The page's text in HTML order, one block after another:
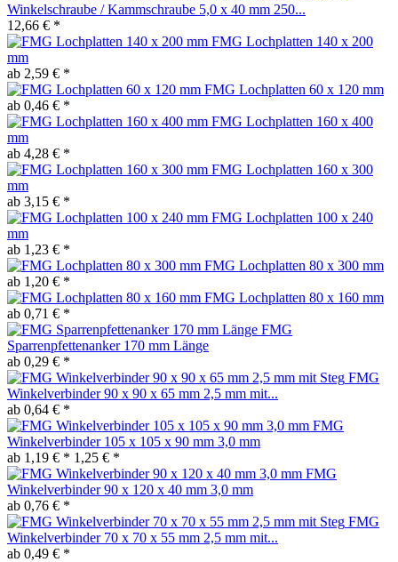
Winkelschraube / Kammschraube 5,0 x 40 mm 250...
12,66 € *
FMG Lochplatten 140 x 200
mm
ab 2,59 € *
FMG Lochplatten 60 x 120 mm
ab 0,46 € *
FMG Lochplatten 160 x 400
mm
ab 4,28 € *
FMG Lochplatten 160 x 300
mm
ab 3,15 € *
FMG Lochplatten 100 x 240
mm
ab 1,23 € *
FMG Lochplatten 80 x 300 mm
ab 1,20 € *
FMG Lochplatten 80 x 160 mm
ab 0,71 € *
FMG
Sparrenpfettenanker 170 mm Länge
ab 0,29 € *
FMG
Winkelverbinder 90 x 90 x 65 mm 2,5 mm mit...
ab 0,64 € *
FMG
Winkelverbinder 105 x 105 x 90 mm 3,0 mm
ab 1,19 € * 1,25 € *
FMG
Winkelverbinder 90 x 120 x 40 mm 3,0 mm
ab 0,76 € *
FMG
Winkelverbinder 70 x 70 x 55 mm 2,5 mm mit...
ab 0,49 € *